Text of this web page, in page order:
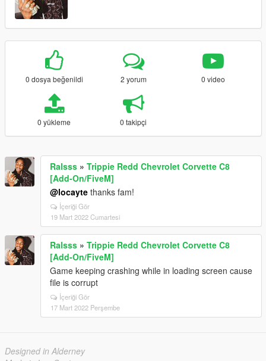
0 dosya beğenildi 2 yorum 0 video
0 yükleme 0 takipçi
Ralsss » Trippie Redd Chevrolet Corvette C8
[Add-On/FiveM]
@locayte thanks fam!
İçeriği Gör
19 Mart 2022 Cumartesi
Ralsss » Trippie Redd Chevrolet Corvette C8
[Add-On/FiveM]
Game keeping crashing while in loading screen cause
file is corrupt
İçeriği Gör
17 Mart 2022 Perşembe
Designed in Alderney